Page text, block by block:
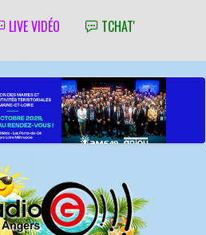
LIVE VIDÉO TCHAT'